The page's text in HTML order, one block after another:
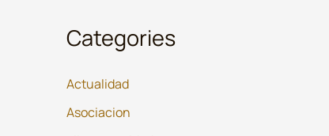
Categories
Actualidad
Asociacion